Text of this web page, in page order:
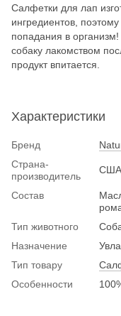
Салфетки для лап
ингредиентов,
попадания в
собаку лакомством
продукт впитается.
Характеристики
Бренд
Страна-
производитель
США
Состав
Тип животного
Назначение
Тип товару
Особенности